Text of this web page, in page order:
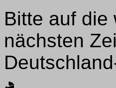
Bitte auf die
nächsten